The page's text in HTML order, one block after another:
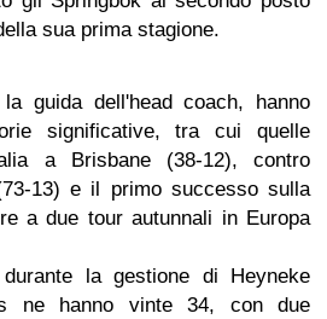
sua prima stagione.
guida dell'head coach, hanno
significative, tra cui quelle
a Brisbane (38-12), contro
13) e il primo successo sulla
a due tour autunnali in Europa
la gestione di Heyneke
ne hanno vinte 34, con due